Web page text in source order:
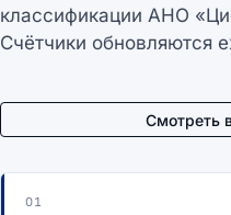
классификации АНО
Счётчики обновляются
Смотреть
01